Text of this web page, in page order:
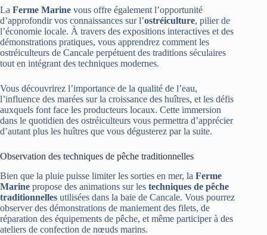
La Ferme Marine vous offre également l’opportunité
d’approfondir vos connaissances sur l’ostréiculture, pilier de
l’économie locale. À travers des expositions interactives et des
démonstrations pratiques, vous apprendrez comment les
ostréiculteurs de Cancale perpétuent des traditions séculaires
tout en intégrant des techniques modernes.
Vous découvrirez l’importance de la qualité de l’eau,
l’influence des marées sur la croissance des huîtres, et les défis
auxquels font face les producteurs locaux. Cette immersion
dans le quotidien des ostréiculteurs vous permettra d’apprécier
d’autant plus les huîtres que vous dégusterez par la suite.
Observation des techniques de pêche traditionnelles
Bien que la pluie puisse limiter les sorties en mer, la Ferme
Marine propose des animations sur les techniques de pêche
traditionnelles utilisées dans la baie de Cancale. Vous pourrez
observer des démonstrations de maniement des filets, de
réparation des équipements de pêche, et même participer à des
ateliers de confection de nœuds marins.